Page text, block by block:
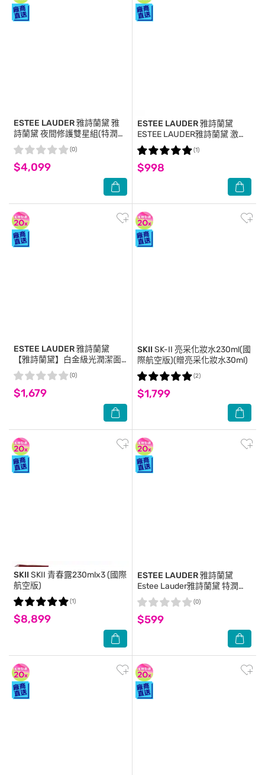
ESTEE LAUDER 雅詩蘭黛雅
詩蘭黛 夜間修護雙星組(特潤修
護露100ml+一夜霜15mlx5+修
眉刀)
$4,099
(0)
ESTEE LAUDER 雅詩蘭黛
ESTEE LAUDER雅詩蘭黛 激亮
透潤美肌組(1組6入)【公司貨】
$998
(1)
ESTEE LAUDER 雅詩蘭黛
【雅詩蘭黛】白金級光潤潔面
乳30ml+白金級黑鑽松露逆時
煥顏霜15ml+白金級黑鑽松露逆
時眼霜5ml 公司貨
$1,679
(0)
SKII SK-II 亮采化妝水230ml(國
際航空版)(贈亮采化妝水30ml)
$1,799
(2)
SKII SKII 青春露230mlx3 (國際
航空版)
$8,899
(1)
ESTEE LAUDER 雅詩蘭黛
Estee Lauder雅詩蘭黛 特潤超
導醒膚潔顏蜜30mlx5
$599
(0)